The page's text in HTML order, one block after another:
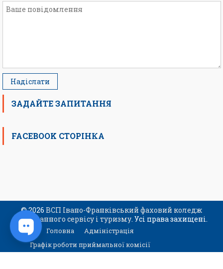
ЗАДАЙТЕ ЗАПИТАННЯ
FACEBOOK СТОРІНКА
© 2026 ВСП Івано-Франківський фаховий коледж
ресторанного сервісу і туризму. Усі права захищені.
Головна
Адміністрація
Графік роботи приймальної комісії